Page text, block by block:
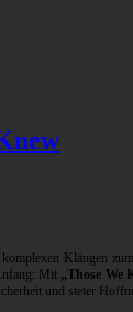
Klängen
Mit „Those We
und steter